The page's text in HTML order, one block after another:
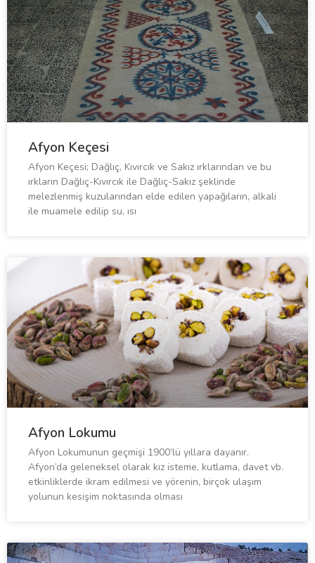
Afyon Keçesi
Afyon Keçesi; Dağlıç, Kıvırcık ve Sakız ırklarından ve bu
ırkların Dağlıç-Kıvırcık ile Dağlıç-Sakız şeklinde
melezlenmiş kuzularından elde edilen yapağıların, alkali
ile muamele edilip su, ısı
Afyon Lokumu
Afyon Lokumunun geçmişi 1900’lü yıllara dayanır.
Afyon’da geleneksel olarak kız isteme, kutlama, davet vb.
etkinliklerde ikram edilmesi ve yörenin, birçok ulaşım
yolunun kesişim noktasında olması